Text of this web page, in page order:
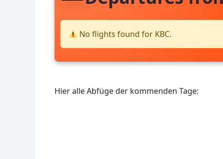
No flights found for KBC.
Hier alle Abfüge der kommenden Tage: